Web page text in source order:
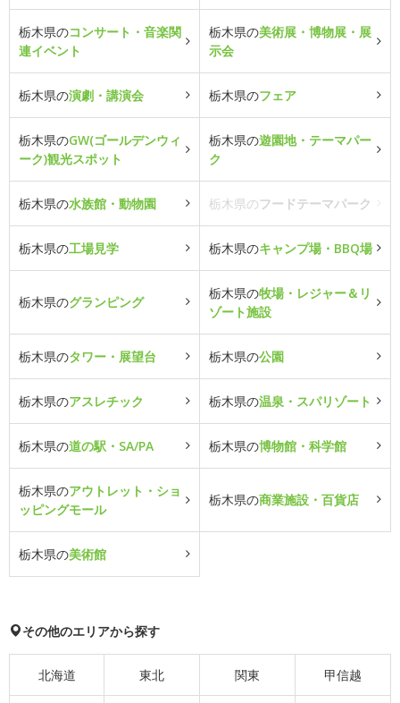
栃木県のコンサート・音楽関
連イベント
栃木県の美術展・博物展・展
示会
栃木県の演劇・講演会 栃木県のフェア
栃木県のGW(ゴールデンウィ
ーク)観光スポット
栃木県の遊園地・テーマパー
ク
栃木県の水族館・動物園 栃木県のフードテーマパーク
栃木県の工場見学 栃木県のキャンプ場・BBQ場
栃木県のグランピング
栃木県の牧場・レジャー＆リ
ゾート施設
栃木県のタワー・展望台 栃木県の公園
栃木県のアスレチック 栃木県の温泉・スパリゾート
栃木県の道の駅・SA/PA 栃木県の博物館・科学館
栃木県のアウトレット・ショ
ッピングモール
栃木県の商業施設・百貨店
栃木県の美術館
その他のエリアから探す
北海道 東北 関東 甲信越